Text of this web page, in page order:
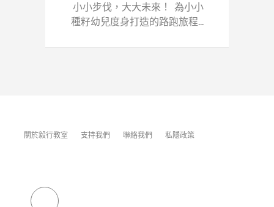
小小步伐，大大未來！ 為小小
種籽幼兒度身打造的路跑旅程...
關於毅行教室 支持我們 聯絡我們 私隱政策